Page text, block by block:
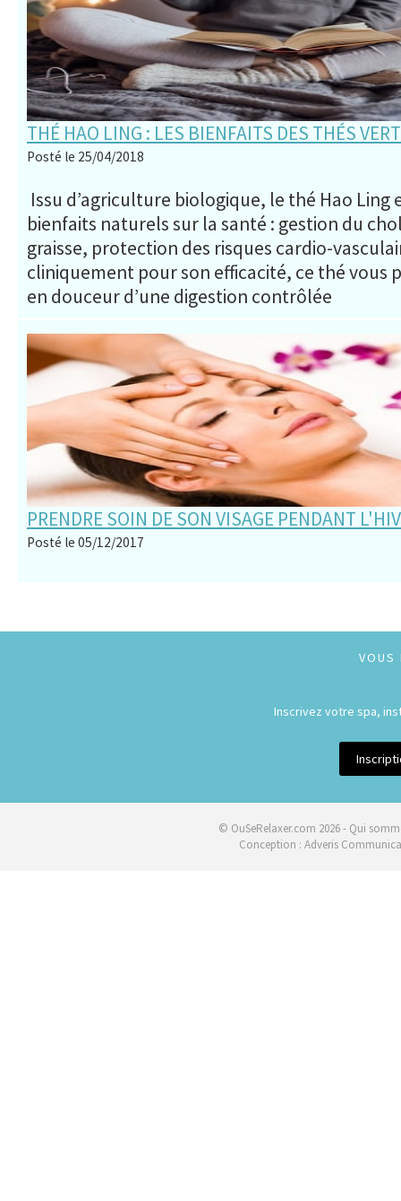
THÉ HAO LING : LES BIENFAITS DES THÉS
Posté le 25/04/2018
Issu d’agriculture biologique, le thé Hao Ling
bienfaits naturels sur la santé : gestion du
graisse, protection des risques cardio-
cliniquement pour son efficacité, ce thé vous
en douceur d’une digestion contrôlée
PRENDRE SOIN DE SON VISAGE PENDANT
Posté le 05/12/2017
VOUS
Inscrivez votre spa,
© OuSeRelaxer.com 2026 - Qui
Conception : Adveris